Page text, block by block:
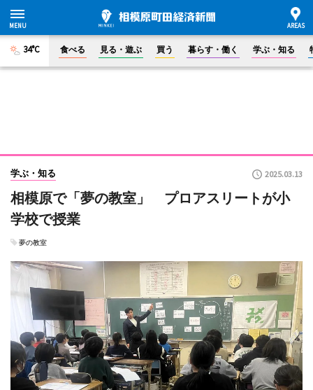
34°C 食べる 見る・遊ぶ 買う 暮らす・働く 学ぶ・知る
学ぶ・知る 2025.03.13
相模原で「夢の教室」 プロアスリートが小
学校で授業
夢の教室